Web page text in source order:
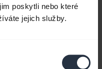
poskytli nebo které
jejich služby.